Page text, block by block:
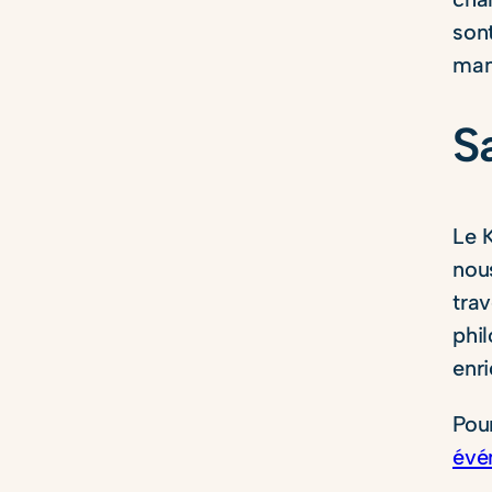
Le